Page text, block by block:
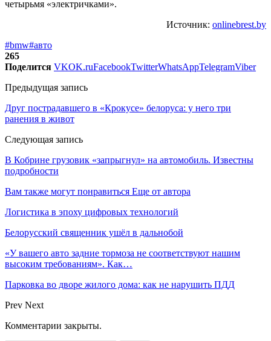
четырьмя «электричками».
Источник: onlinebrest.by
#bmw#авто
265
Поделится VKOK.ruFacebookTwitterWhatsAppTelegramViber
Предыдущая запись
Друг пострадавшего в «Крокусе» белоруса: у него три
ранения в живот
Следующая запись
В Кобрине грузовик «запрыгнул» на автомобиль. Известны
подробности
Вам также могут понравиться Еще от автора
Логистика в эпоху цифровых технологий
Белорусский священник ушёл в дальнобой
«У вашего авто задние тормоза не соответствуют нашим
высоким требованиям». Как…
Парковка во дворе жилого дома: как не нарушить ПДД
Prev Next
Комментарии закрыты.